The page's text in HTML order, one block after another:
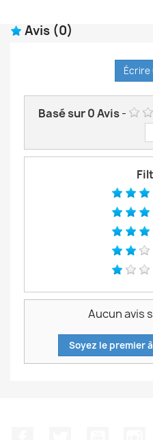
Avis (0)
Écrire
Basé sur0Avis-
Aucun avis
Soyez le premier